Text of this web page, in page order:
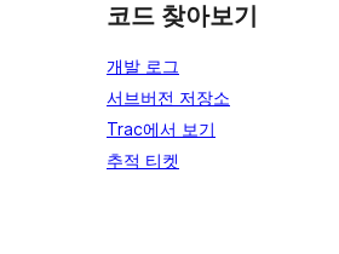
코드 찾아보기
개발 로그
서브버전 저장소
Trac에서 보기
추적 티켓